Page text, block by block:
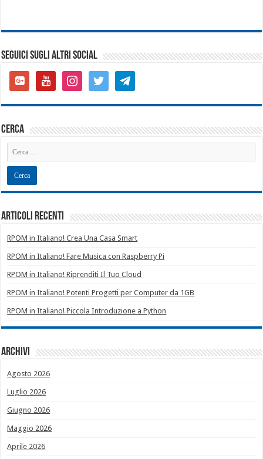
SEGUICI SUGLI ALTRI SOCIAL
google-
plus-
youtubeinstagramtwitter telegram
cerca
Articoli recenti
RPOM in Italiano! Crea Una Casa Smart
RPOM in Italiano! Fare Musica con Raspberry Pi
RPOM in Italiano! Riprenditi Il Tuo Cloud
RPOM in Italiano! Potenti Progetti per Computer da 1GB
RPOM in Italiano! Piccola Introduzione a Python
Archivi
Agosto 2026
Luglio 2026
Giugno 2026
Maggio 2026
Aprile 2026